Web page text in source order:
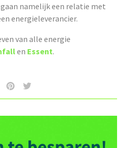
namelijk een relatie met
energieleverancier.
van alle energie
en Essent.